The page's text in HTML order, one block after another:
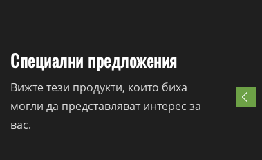
Специални предложения
Вижте тези продукти, които биха
могли да представляват интерес за
вас.